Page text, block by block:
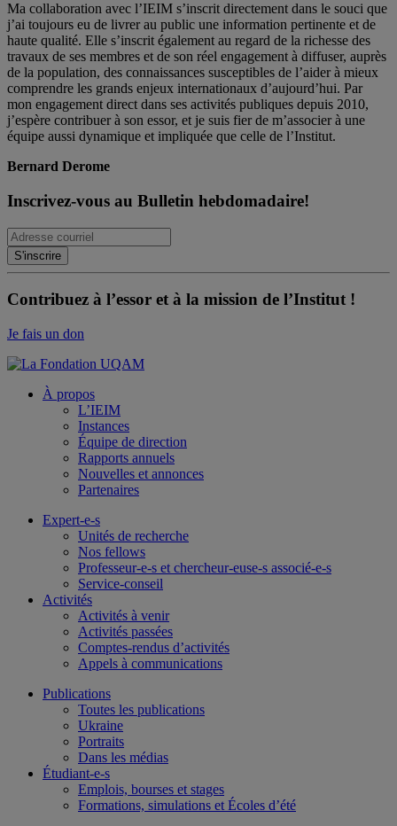
Ma collaboration avec l’IEIM s’inscrit directement dans le souci que
j’ai toujours eu de livrer au public une information pertinente et de
haute qualité. Elle s’inscrit également au regard de la richesse des
travaux de ses membres et de son réel engagement à diffuser, auprès
de la population, des connaissances susceptibles de l’aider à mieux
comprendre les grands enjeux internationaux d’aujourd’hui. Par
mon engagement direct dans ses activités publiques depuis 2010,
j’espère contribuer à son essor, et je suis fier de m’associer à une
équipe aussi dynamique et impliquée que celle de l’Institut.
Bernard Derome
Inscrivez-vous au Bulletin hebdomadaire!
Contribuez à l’essor et à la mission de l’Institut !
Je fais un don
À propos
L’IEIM
Instances
Équipe de direction
Rapports annuels
Nouvelles et annonces
Partenaires
Expert-e-s
Unités de recherche
Nos fellows
Professeur-e-s et chercheur-euse-s associé-e-s
Service-conseil
Activités
Activités à venir
Activités passées
Comptes-rendus d’activités
Appels à communications
Publications
Toutes les publications
Ukraine
Portraits
Dans les médias
Étudiant-e-s
Emplois, bourses et stages
Formations, simulations et Écoles d’été